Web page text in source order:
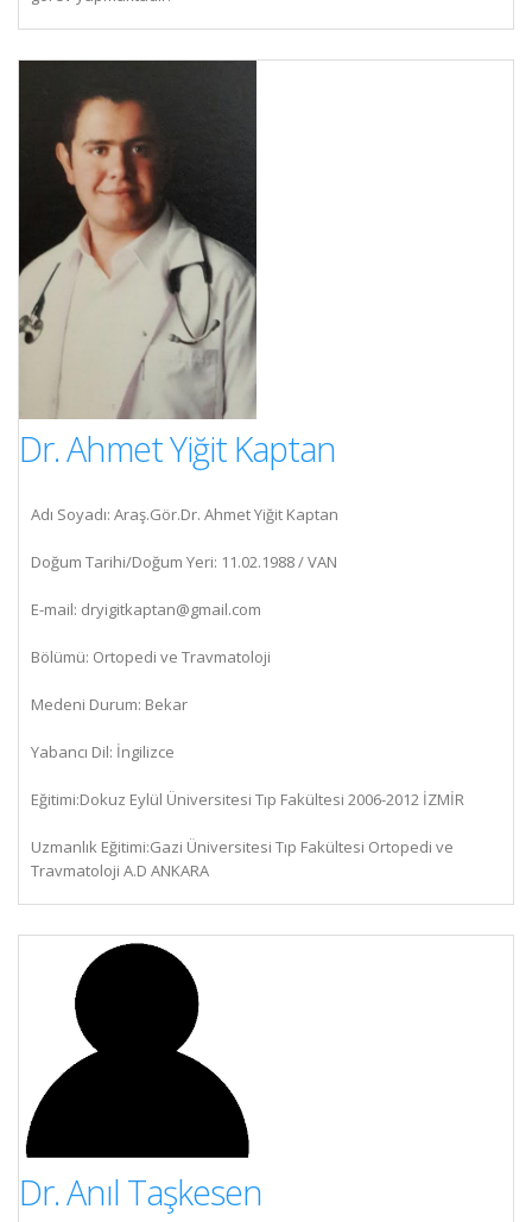
Dr. Ahmet Yiğit Kaptan
Adı Soyadı: Araş.Gör.Dr. Ahmet Yiğit Kaptan
Doğum Tarihi/Doğum Yeri: 11.02.1988 / VAN
E-mail: dryigitkaptan@gmail.com
Bölümü: Ortopedi ve Travmatoloji
Medeni Durum: Bekar
Yabancı Dil: İngilizce
Eğitimi:Dokuz Eylül Üniversitesi Tıp Fakültesi 2006-2012 İZMİR
Uzmanlık Eğitimi:Gazi Üniversitesi Tıp Fakültesi Ortopedi ve
Travmatoloji A.D ANKARA
Dr. Anıl Taşkesen